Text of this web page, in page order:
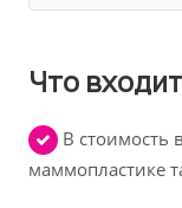
Что
В стоимость
маммопластике